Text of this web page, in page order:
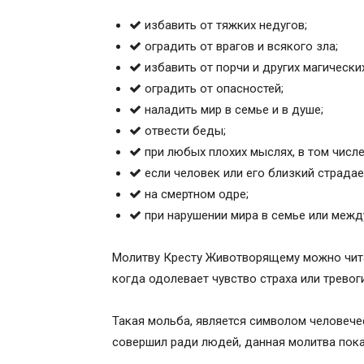
вкупе, Имиже Тебе Бога моего и
рака В наказание от тебя заслужив.
каятися: “Каюсь! Каюсь! Каюсь!” В
жизни моей И о Милости Твоей
заслуженно, А наказал болезнью рака,
рабу (-е) Божией (-ему) (имя болящей(-
исправление грехов моих.Господи
молю Тя: Помози ми, Милосердием
грехах жалея, Представляю их Тебе и
Человеколюбец. Яко благ исцели
званий: Рака червивого, гнетущего,
кровавого, колючего, могучего,
злакового. Милостиве Господи,
гося) Тебе. Долгую и лютую болезнь
избавить от тяжких недугов;
оградить от врагов и всякого зла;
избавить от порчи и других
оградить от опасностей;
наладить мир в семье и в душе;
отвести беды;
при любых плохих мыслях, в том
если человек или его близкий
на смертном одре;
при нарушении мира в семье или
Молитву Кресту Животворящему можно
когда одолевает чувство страха или
Такая мольба, является символом
совершил ради людей, данная молитва